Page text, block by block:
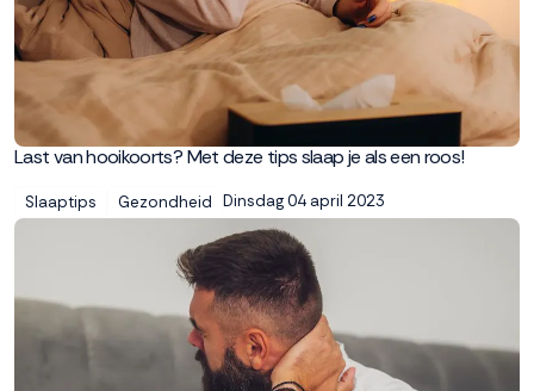
Last van hooikoorts? Met deze tips slaap je als een roos!
Slaaptips Gezondheid Dinsdag 04 april 2023